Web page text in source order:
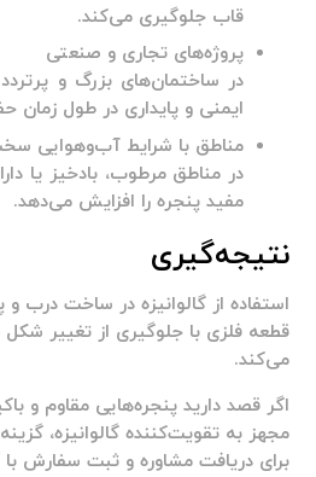
قاب جلوگیری می‌کند.
پروژه‌های تجاری و صنعتی
در ساختمان‌های بزرگ و
ایمنی و پایداری در طول زمان
مناطق با شرایط آب‌وهوایی
در مناطق مرطوب، بادخیز یا
مفید پنجره را افزایش می‌دهد.
نتیجه‌گیری
قطعه فلزی با جلوگیری از تغییر شکل
می‌کند.
اگر قصد دارید پنجره‌هایی مقاوم و
مجهز به تقویت‌کننده گالوانیزه،
برای دریافت مشاوره و ثبت سفارش